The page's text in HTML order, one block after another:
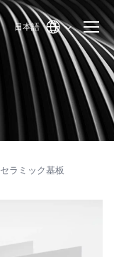
日本語
ラミック基板